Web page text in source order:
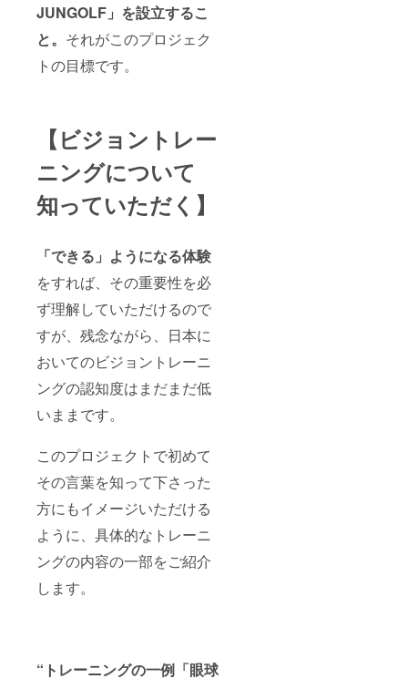
JUNGOLF」を設立するこ
と。 それがこのプロジェク
トの目標です。
【ビジョントレー
ニングについて
知っていただく】
「できる」ようになる体験
をすれば、その重要性を必
ず理解していただけるので
すが、残念ながら、日本に
おいてのビジョントレーニ
ングの認知度はまだまだ低
いままです。
このプロジェクトで初めて
その言葉を知って下さった
方にもイメージいただける
ように、具体的なトレーニ
ングの内容の一部をご紹介
します。
“トレーニングの一例「眼球